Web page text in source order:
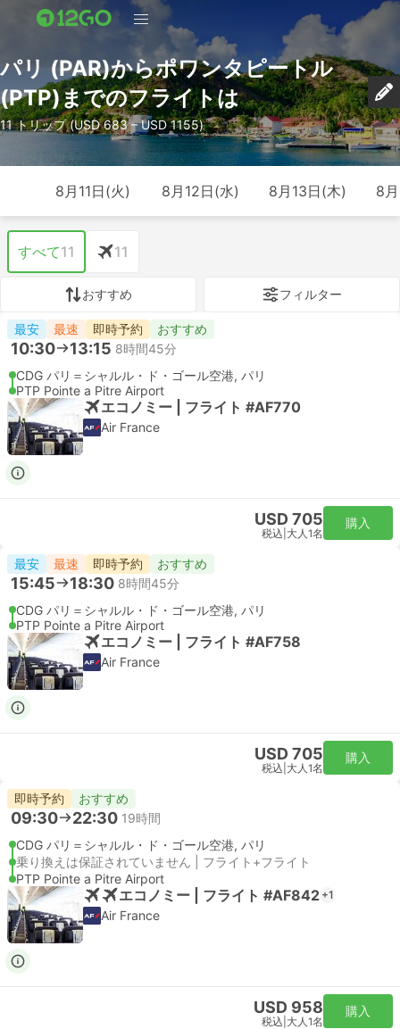
パリ (PAR)からポワンタピートル
(PTP)までのフライトは
11 トリップ (USD 683 – USD 1155)
8月11日(火) 8月12日(水) 8月13日(木) 8
すべて11 11
おすすめ フィルター
最安 最速 即時予約 おすすめ
10:30 13:15 8時間45分
CDG パリ＝シャルル・ド・ゴール空港, パリ
PTP Pointe a Pitre Airport
エコノミー | フライト #AF770
Air France
USD 705
税込 大人1名
購入
最安 最速 即時予約 おすすめ
15:45 18:30 8時間45分
CDG パリ＝シャルル・ド・ゴール空港, パリ
PTP Pointe a Pitre Airport
エコノミー | フライト #AF758
Air France
USD 705
税込 大人1名
購入
即時予約 おすすめ
09:30 22:30 19時間
CDG パリ＝シャルル・ド・ゴール空港, パリ
乗り換えは保証されていません | フライト+フライト
PTP Pointe a Pitre Airport
エコノミー | フライト #AF842 +1
Air France
USD 958
税込 大人1名
購入